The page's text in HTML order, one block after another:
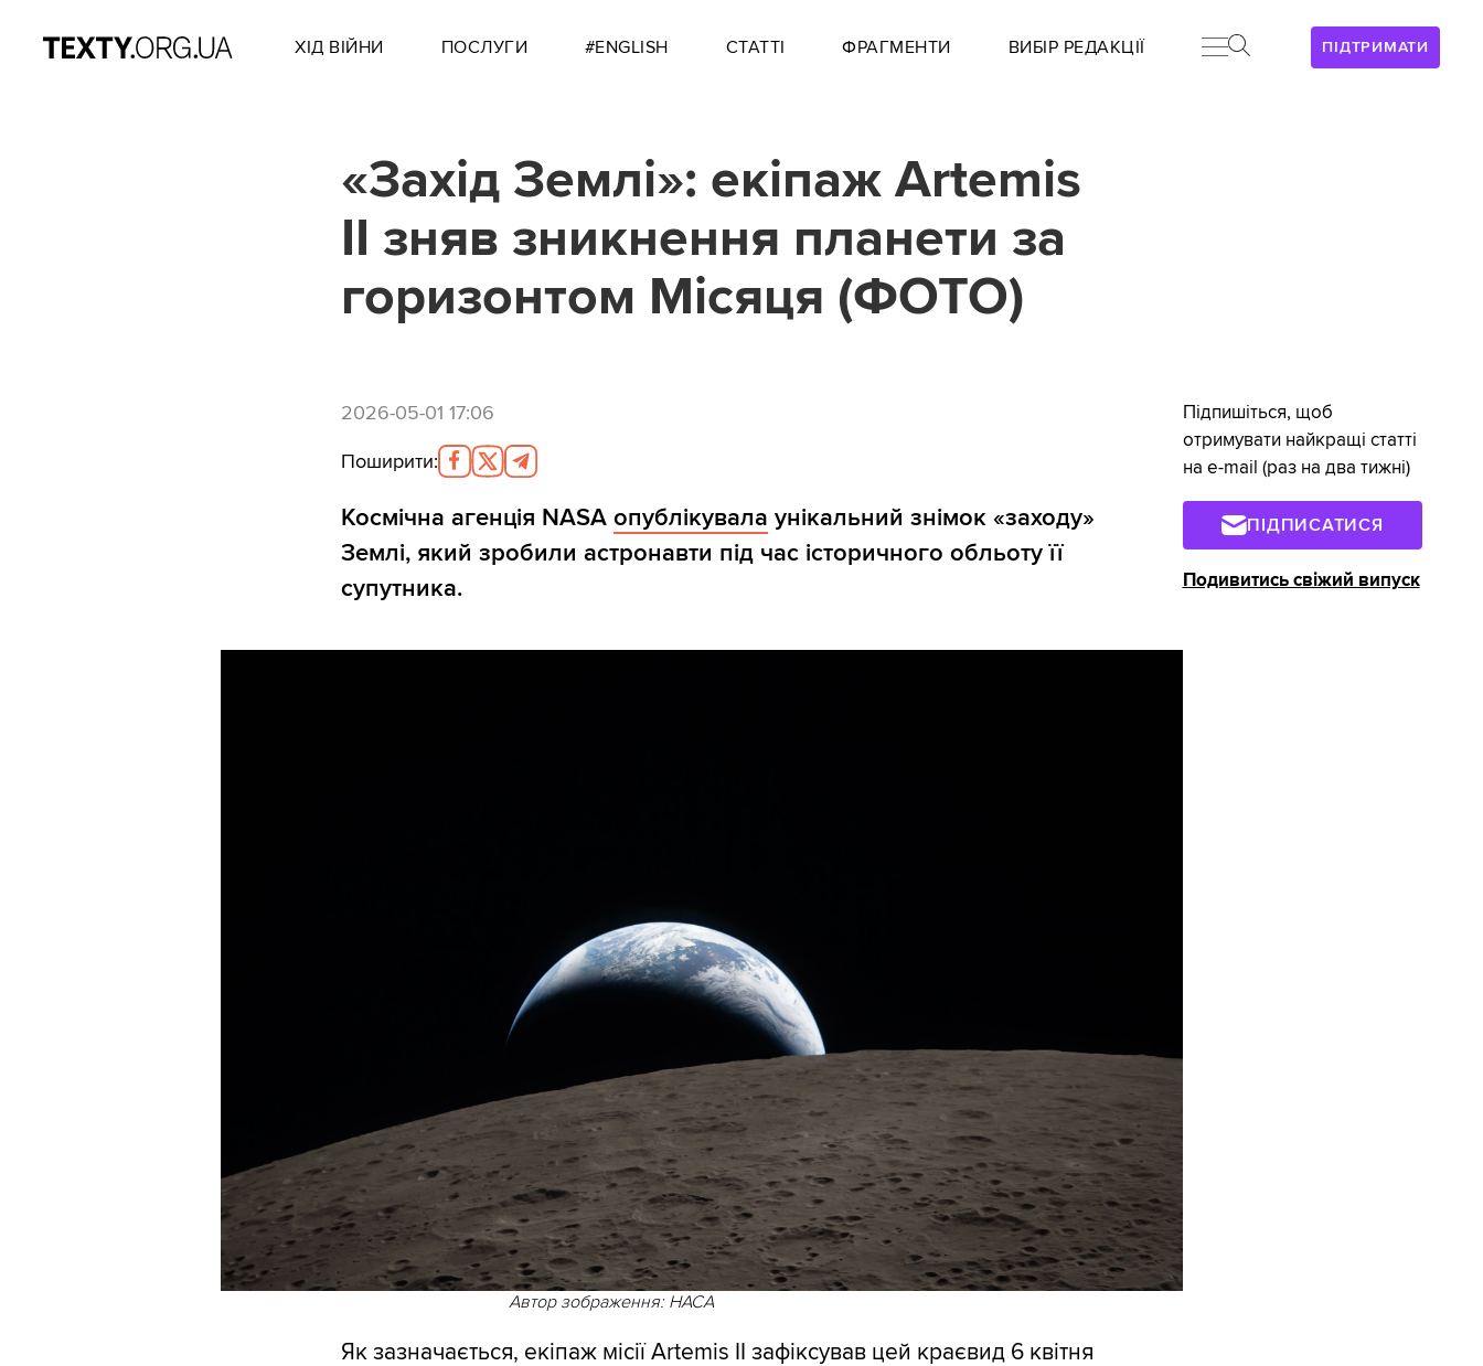
ПІДТРИМАТИ
ХІД ВІЙНИ ПОСЛУГИ #ENGLISH СТАТТІ ФРАГМЕНТИ ВИБІР РЕДАКЦІЇ
«Захід Землі»: екіпаж Artemis
II зняв зникнення планети за
горизонтом Місяця (ФОТО)
2026-05-01 17:06
Поширити:
Космічна агенція NASA опублікувала унікальний знімок «заходу»
Землі, який зробили астронавти під час історичного обльоту її
супутника.
Автор зображення: НАСА
Як зазначається, екіпаж місії Artemis II зафіксував цей краєвид 6 квітня
Підпишіться, щоб
отримувати найкращі статті
на e-mail (раз на два тижні)
ПІДПИСАТИСЯ
Подивитись свіжий випуск